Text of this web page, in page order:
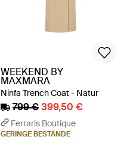
WEEKEND BY
MAXMARA
Ninfa Trench Coat - Natur
799 €399,50 €
Ferraris Boutique
GERINGE BESTÄNDE